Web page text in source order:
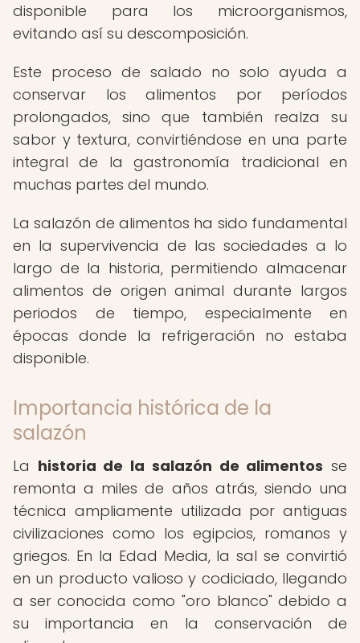
disponible para los microorganismos,
evitando así su descomposición.
Este proceso de salado no solo ayuda a
conservar los alimentos por períodos
prolongados, sino que también realza su
sabor y textura, convirtiéndose en una parte
integral de la gastronomía tradicional en
muchas partes del mundo.
La salazón de alimentos ha sido fundamental
en la supervivencia de las sociedades a lo
largo de la historia, permitiendo almacenar
alimentos de origen animal durante largos
periodos de tiempo, especialmente en
épocas donde la refrigeración no estaba
disponible.
Importancia histórica de la
salazón
La historia de la salazón de alimentos se
remonta a miles de años atrás, siendo una
técnica ampliamente utilizada por antiguas
civilizaciones como los egipcios, romanos y
griegos. En la Edad Media, la sal se convirtió
en un producto valioso y codiciado, llegando
a ser conocida como "oro blanco" debido a
su importancia en la conservación de